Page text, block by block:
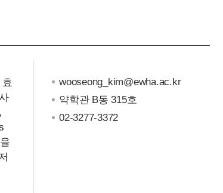
효
wooseong_kim@ewha.ac.kr
약학관 B동 315호
02-3277-3372